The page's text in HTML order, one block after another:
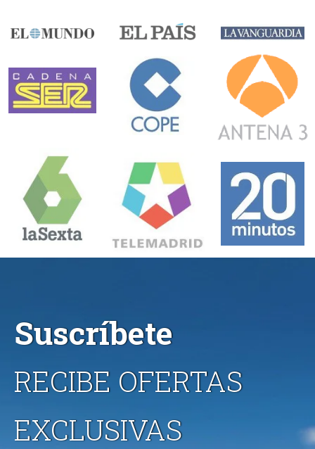
Suscríbete
RECIBE OFERTAS
EXCLUSIVAS